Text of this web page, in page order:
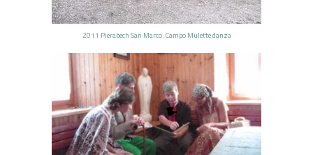
2011 Pierabech San Marco: Campo Mulette danza